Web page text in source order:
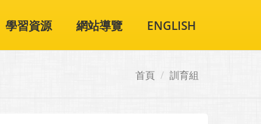
學習資源 網站導覽 ENGLISH
首頁 訓育組